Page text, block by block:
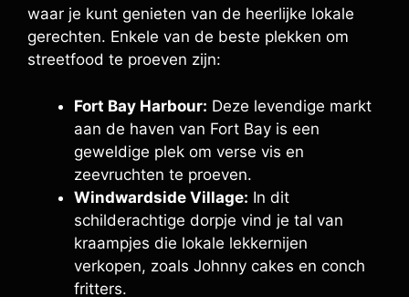
waar je kunt genieten van de heerlijke lokale
gerechten. Enkele van de beste plekken om
streetfood te proeven zijn:
Fort Bay Harbour: Deze levendige markt
aan de haven van Fort Bay is een
geweldige plek om verse vis en
zeevruchten te proeven.
Windwardside Village: In dit
schilderachtige dorpje vind je tal van
kraampjes die lokale lekkernijen
verkopen, zoals Johnny cakes en conch
fritters.